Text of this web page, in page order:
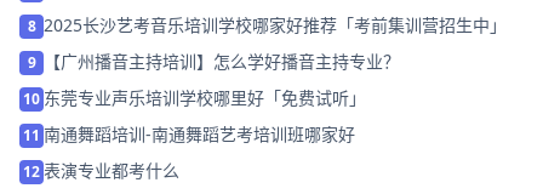
8 2025长沙艺考音乐培训学校哪家好推荐「考前集训营招生中」
9 【广州播音主持培训】怎么学好播音主持专业？
10 东莞专业声乐培训学校哪里好「免费试听」
11 南通舞蹈培训-南通舞蹈艺考培训班哪家好
12表演专业都考什么